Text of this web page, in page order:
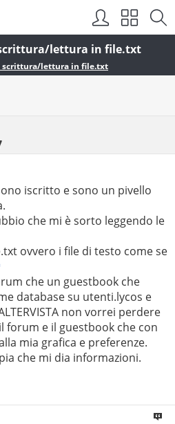
lettura in file.txt
scrittura/lettura in file.txt
iscritto e sono un pivello
che mi è sorto leggendo le
ovvero i file di testo come se
che un guestbook che
database su utenti.lycos e
non vorrei perdere
forum e il guestbook che con
mia grafica e preferenze.
che mi dia informazioni.